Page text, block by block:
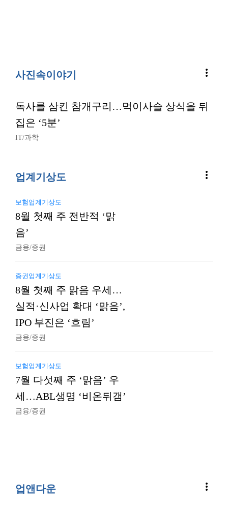
사진속이야기 more_vert
독사를 삼킨 참개구리…먹이사슬 상식을 뒤
집은 ‘5분’
IT/과학
업계기상도 more_vert
보험업계기상도
8월 첫째 주 전반적 ‘맑
음’
금융/증권
증권업계기상도
8월 첫째 주 맑음 우세…
실적·신사업 확대 ‘맑음’,
IPO 부진은 ‘흐림’
금융/증권
보험업계기상도
7월 다섯째 주 ‘맑음’ 우
세…ABL생명 ‘비온뒤갬’
금융/증권
업앤다운 more_vert